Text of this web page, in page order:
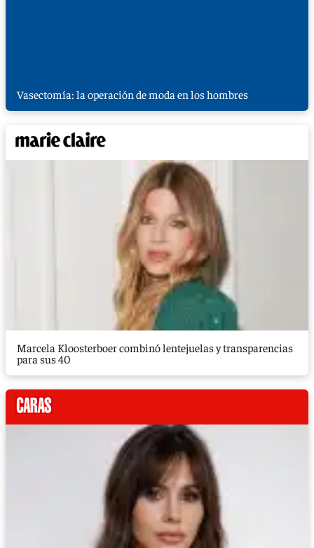
Vasectomía: la operación de moda en los hombres
Marcela Kloosterboer combinó lentejuelas y transparencias
para sus 40